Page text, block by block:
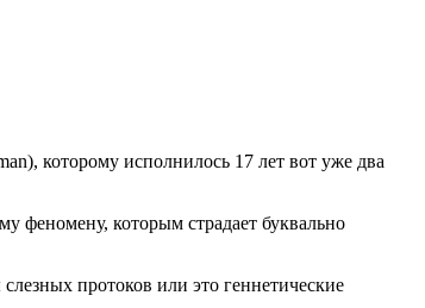
которому исполнилось 17 лет вот уже два
феномену, которым страдает буквально
протоков или это геннетические